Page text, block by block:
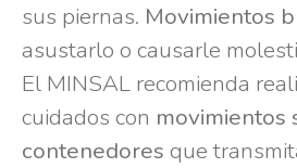
sus piernas. Movimientos
asustarlo o causarle
El MINSAL recomienda
cuidados con movimientos
contenedores que